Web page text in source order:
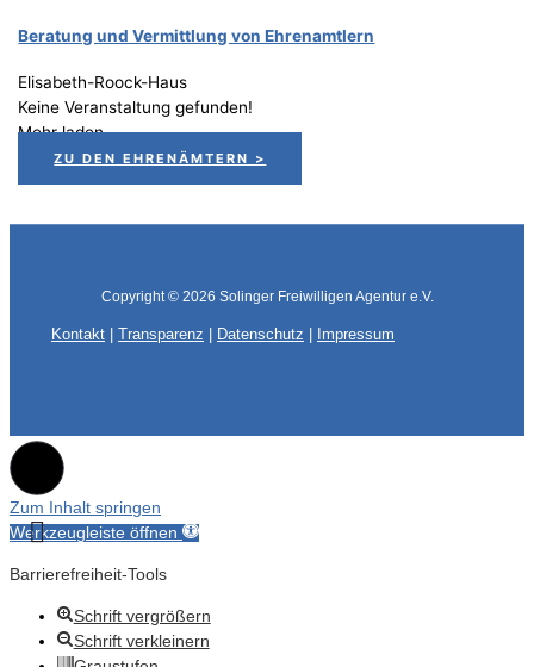
Bera­tung und Ver­mitt­lung von Ehrenamtlern
Elisabeth-Roock-Haus
Keine Veranstaltung gefunden!
Mehr laden
ZU DEN EHRENÄMTERN >
Copyright © 2026 Solinger Freiwilligen Agentur e.V.
Kontakt Transparenz Datenschutz Impressum
Zum Inhalt springen
Werkzeugleiste öffnen
Barrierefreiheit-Tools
Schrift vergrößern
Schrift verkleinern